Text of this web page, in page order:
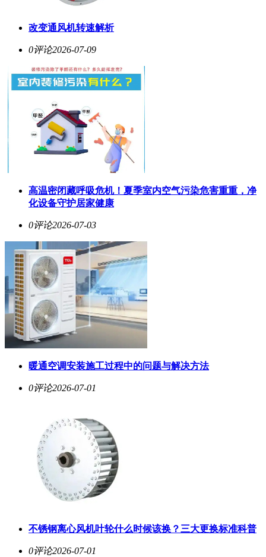
改变通风机转速解析
0评论2026-07-09
高温密闭藏呼吸危机！夏季室内空气污染危害重重，净
化设备守护居家健康
0评论2026-07-03
暖通空调安装施工过程中的问题与解决方法
0评论2026-07-01
不锈钢离心风机叶轮什么时候该换？三大更换标准科普
0评论2026-07-01